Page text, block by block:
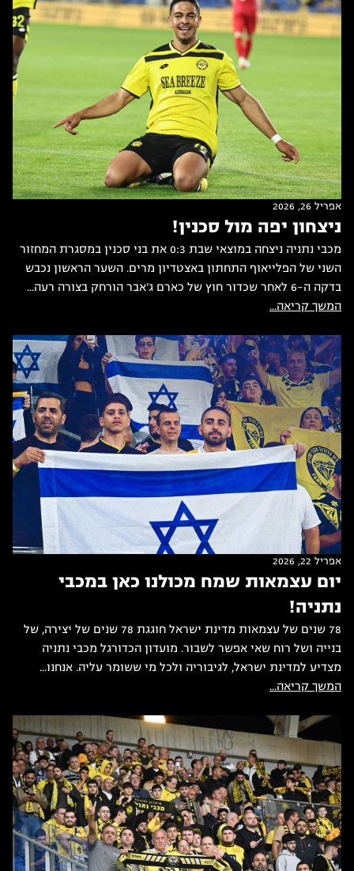
אפריל 26, 2026
ניצחון יפה מול סכנין!
מכבי נתניה ניצחה במוצאי שבת 0:3 את בני סכנין במסגרת המחזור
השני של הפלייאוף התחתון באצטדיון מרים. השער הראשון נכבש
בדקה ה-6 לאחר שכדור חוץ של כארם ג'אבר הורחק בצורה רעה...
המשך קריאה...
אפריל 22, 2026
יום עצמאות שמח מכולנו כאן במכבי
נתניה!
78 שנים של עצמאות מדינת ישראל חוגגת 78 שנים של יצירה, של
בנייה ושל רוח שאי אפשר לשבור. מועדון הכדורגל מכבי נתניה
מצדיע למדינת ישראל, לגיבוריה ולכל מי ששומר עליה. אנחנו...
המשך קריאה...